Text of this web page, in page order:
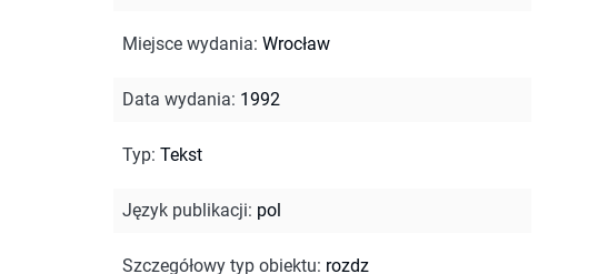
Miejsce wydania: Wrocław
Data wydania: 1992
Typ: Tekst
Język publikacji: pol
Szczegółowy typ obiektu: rozdz